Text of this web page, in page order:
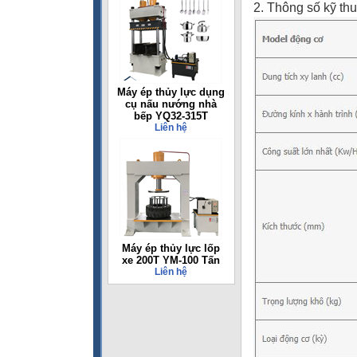
Máy ép thủy lực dụng
cụ nấu nướng nhà
bếp YQ32-315T
Liên hệ
Máy ép thủy lực lốp
xe 200T YM-100 Tấn
Liên hệ
2. Thông số kỹ